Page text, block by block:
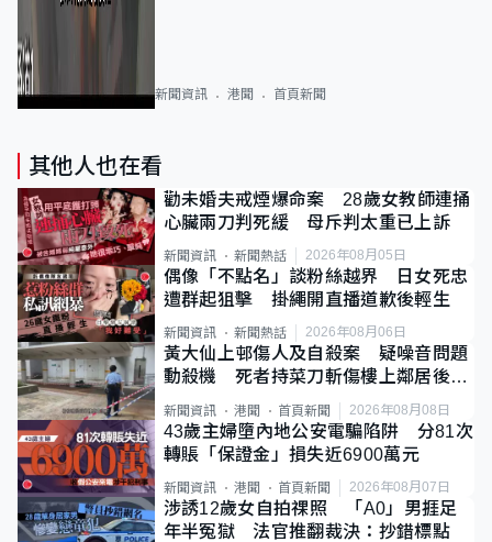
新聞資訊 港聞 首頁新聞
其他人也在看
勸未婚夫戒煙爆命案 28歲女教師連捅
心臟兩刀判死緩 母斥判太重已上訴
新聞資訊 新聞熱話 2026年08月05日
偶像「不點名」談粉絲越界 日女死忠
遭群起狙擊 掛繩開直播道歉後輕生
新聞資訊 新聞熱話 2026年08月06日
黃大仙上邨傷人及自殺案 疑噪音問題
動殺機 死者持菜刀斬傷樓上鄰居後墮
斃
新聞資訊 港聞 首頁新聞 2026年08月08日
43歲主婦墮內地公安電騙陷阱 分81次
轉賬「保證金」損失近6900萬元
新聞資訊 港聞 首頁新聞 2026年08月07日
涉誘12歲女自拍祼照 「A0」男捱足
年半冤獄 法官推翻裁決：抄錯標點